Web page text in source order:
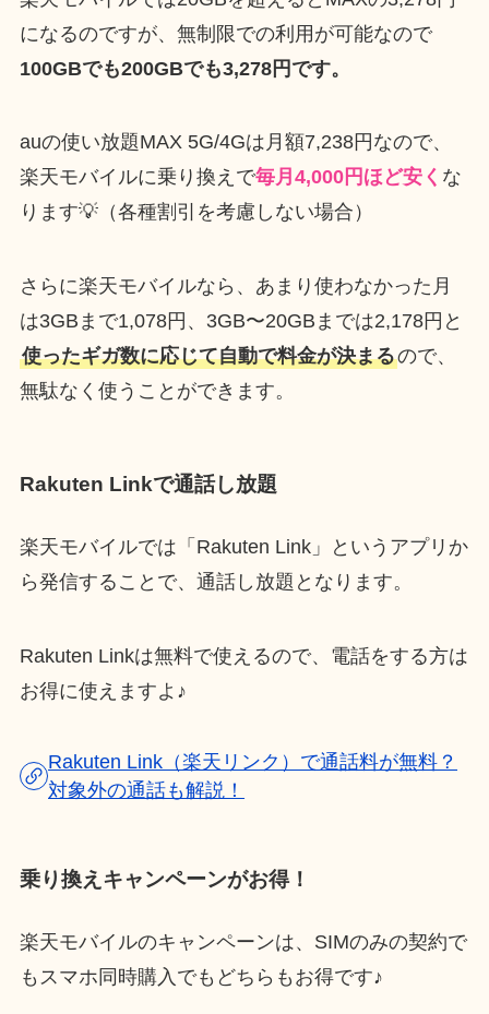
になるのですが、無制限での利用が可能なので
100GBでも200GBでも3,278円です。
auの使い放題MAX 5G/4Gは月額7,238円なので、
楽天モバイルに乗り換えで毎月4,000円ほど安く な
ります💡（各種割引を考慮しない場合）
さらに楽天モバイルなら、あまり使わなかった月
は3GBまで1,078円、3GB〜20GBまでは2,178円と
使ったギガ数に応じて自動で料金が決まるので、
無駄なく使うことができます。
Rakuten Linkで通話し放題
楽天モバイルでは「Rakuten Link」というアプリか
ら発信することで、通話し放題となります。
Rakuten Linkは無料で使えるので、電話をする方は
お得に使えますよ♪
Rakuten Link（楽天リンク）で通話料が無料？
対象外の通話も解説！
乗り換えキャンペーンがお得！
楽天モバイルのキャンペーンは、SIMのみの契約で
もスマホ同時購入でもどちらもお得です♪